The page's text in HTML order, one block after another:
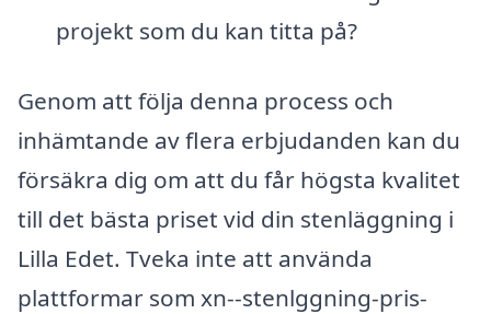
projekt som du kan titta på?
Genom att följa denna process och
inhämtande av flera erbjudanden kan du
försäkra dig om att du får högsta kvalitet
till det bästa priset vid din stenläggning i
Lilla Edet. Tveka inte att använda
plattformar som xn--stenlggning-pris-